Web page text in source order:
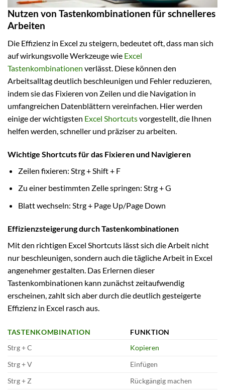
Nutzen von Tastenkombinationen für schnelleres
Arbeiten
Die Effizienz in Excel zu steigern, bedeutet oft, dass man sich
auf wirkungsvolle Werkzeuge wie Excel
Tastenkombinationen verlässt. Diese können den
Arbeitsalltag deutlich beschleunigen und Fehler reduzieren,
indem sie das Fixieren von Zeilen und die Navigation in
umfangreichen Datenblättern vereinfachen. Hier werden
einige der wichtigsten Excel Shortcutsvorgestellt, die Ihnen
helfen werden, schneller und präziser zu arbeiten.
Wichtige Shortcuts für das Fixieren und Navigieren
Zeilen fixieren: Strg + Shift + F
Zu einer bestimmten Zelle springen: Strg + G
Blatt wechseln: Strg + Page Up/Page Down
Effizienzsteigerung durch Tastenkombinationen
Mit den richtigen Excel Shortcuts lässt sich die Arbeit nicht
nur beschleunigen, sondern auch die tägliche Arbeit in Excel
angenehmer gestalten. Das Erlernen dieser
Tastenkombinationen kann zunächst zeitaufwendig
erscheinen, zahlt sich aber durch die deutlich gesteigerte
Effizienz in Excel rasch aus.
TASTENKOMBINATION
FUNKTION
Strg + C
Kopieren
Strg + V
Einfügen
Strg + Z
Rückgängig machen